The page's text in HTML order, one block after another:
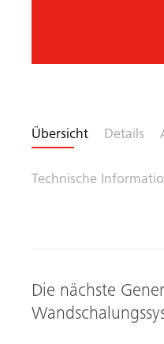
Übersicht Details
Technische
Die nächste